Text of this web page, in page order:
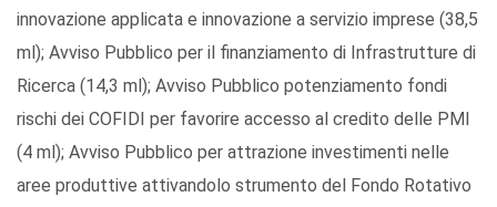
innovazione applicata e innovazione a servizio imprese (38,5
ml); Avviso Pubblico per il finanziamento di Infrastrutture di
Ricerca (14,3 ml); Avviso Pubblico potenziamento fondi
rischi dei COFIDI per favorire accesso al credito delle PMI
(4 ml); Avviso Pubblico per attrazione investimenti nelle
aree produttive attivandolo strumento del Fondo Rotativo